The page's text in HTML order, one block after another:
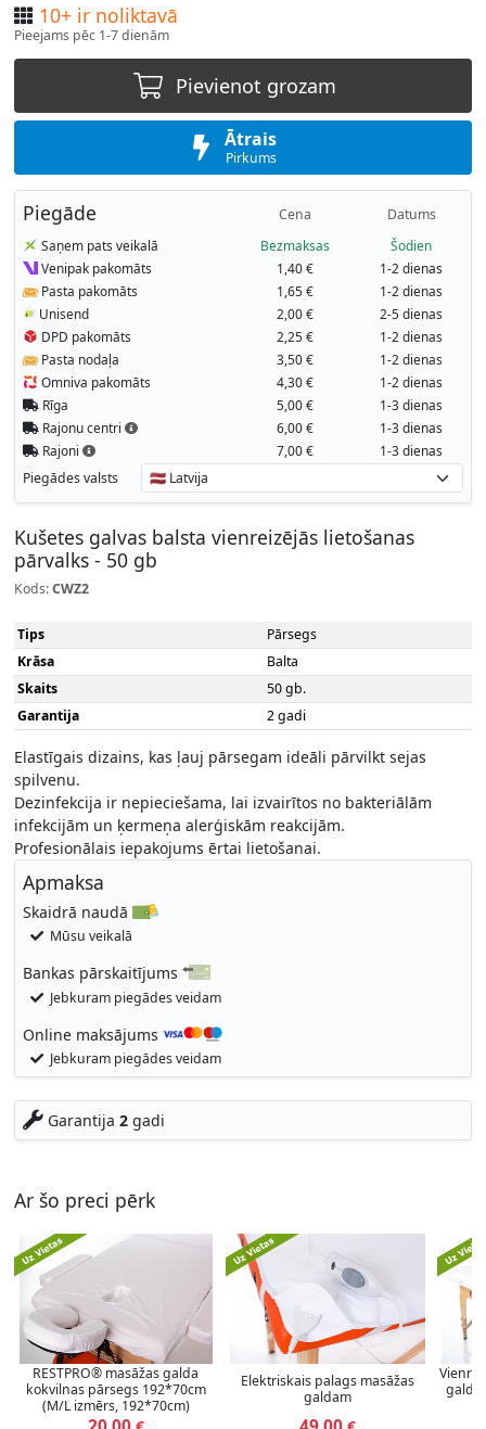
10+ ir noliktavā
Pieejams pēc 1-7 dienām
Pievienot grozam
Ātrais
Pirkums
Piegāde Cena Datums
Saņem pats veikalā Bezmaksas
Šodien
Venipak pakomāts
1,40 €
1-2 dienas
Pasta pakomāts
1,65 €
1-2 dienas
Unisend
2,00 €
2-5 dienas
DPD pakomāts
2,25 €
1-2 dienas
Pasta nodaļa
3,50 €
1-2 dienas
Omniva pakomāts
4,30 €
1-2 dienas
Rīga
5,00 €
1-3 dienas
Rajonu centri
6,00 €
1-3 dienas
Rajoni
7,00 € 1-3 dienas
Piegādes valsts
Kušetes galvas balsta vienreizējās lietošanas
pārvalks - 50 gb
Kods:CWZ2
Tips
Pārsegs
Krāsa
Balta
Skaits
50 gb.
Garantija
2 gadi
Elastīgais dizains, kas ļauj pārsegam ideāli pārvilkt sejas
spilvenu.
Dezinfekcija ir nepieciešama, lai izvairītos no bakteriālām
infekcijām un ķermeņa alerģiskām reakcijām.
Profesionālais iepakojums ērtai lietošanai.
Apmaksa
Skaidrā naudā
Mūsu veikalā
Bankas pārskaitījums
Jebkuram piegādes veidam
Online maksājums
Jebkuram piegādes veidam
Garantija 2gadi
Ar šo preci pērk
RESTPRO® masāžas galda
kokvilnas pārsegs 192*70cm
(M/L izmērs, 192*70cm)
Elektriskais palags masāžas
galdam
galda